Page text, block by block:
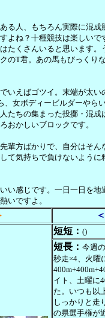
る人、もちろん実際に混成
よね？十種競技は楽しいで
たくさんいると思います。
のT君。あの馬もびっくり
いえばゴツイ。末端が太い
、女ボディービルダーやら
たちの集まった投擲・混成
おかしいブロックです。
輩方ばかりで、自分はそん
て気持ちで負けないように
い感じです。一日一日を地
いですよ。
短短： ()
短長： 今週
秒走×4、火曜
イト、土曜に
た。いつも以
しっかりと走
の県選手権が